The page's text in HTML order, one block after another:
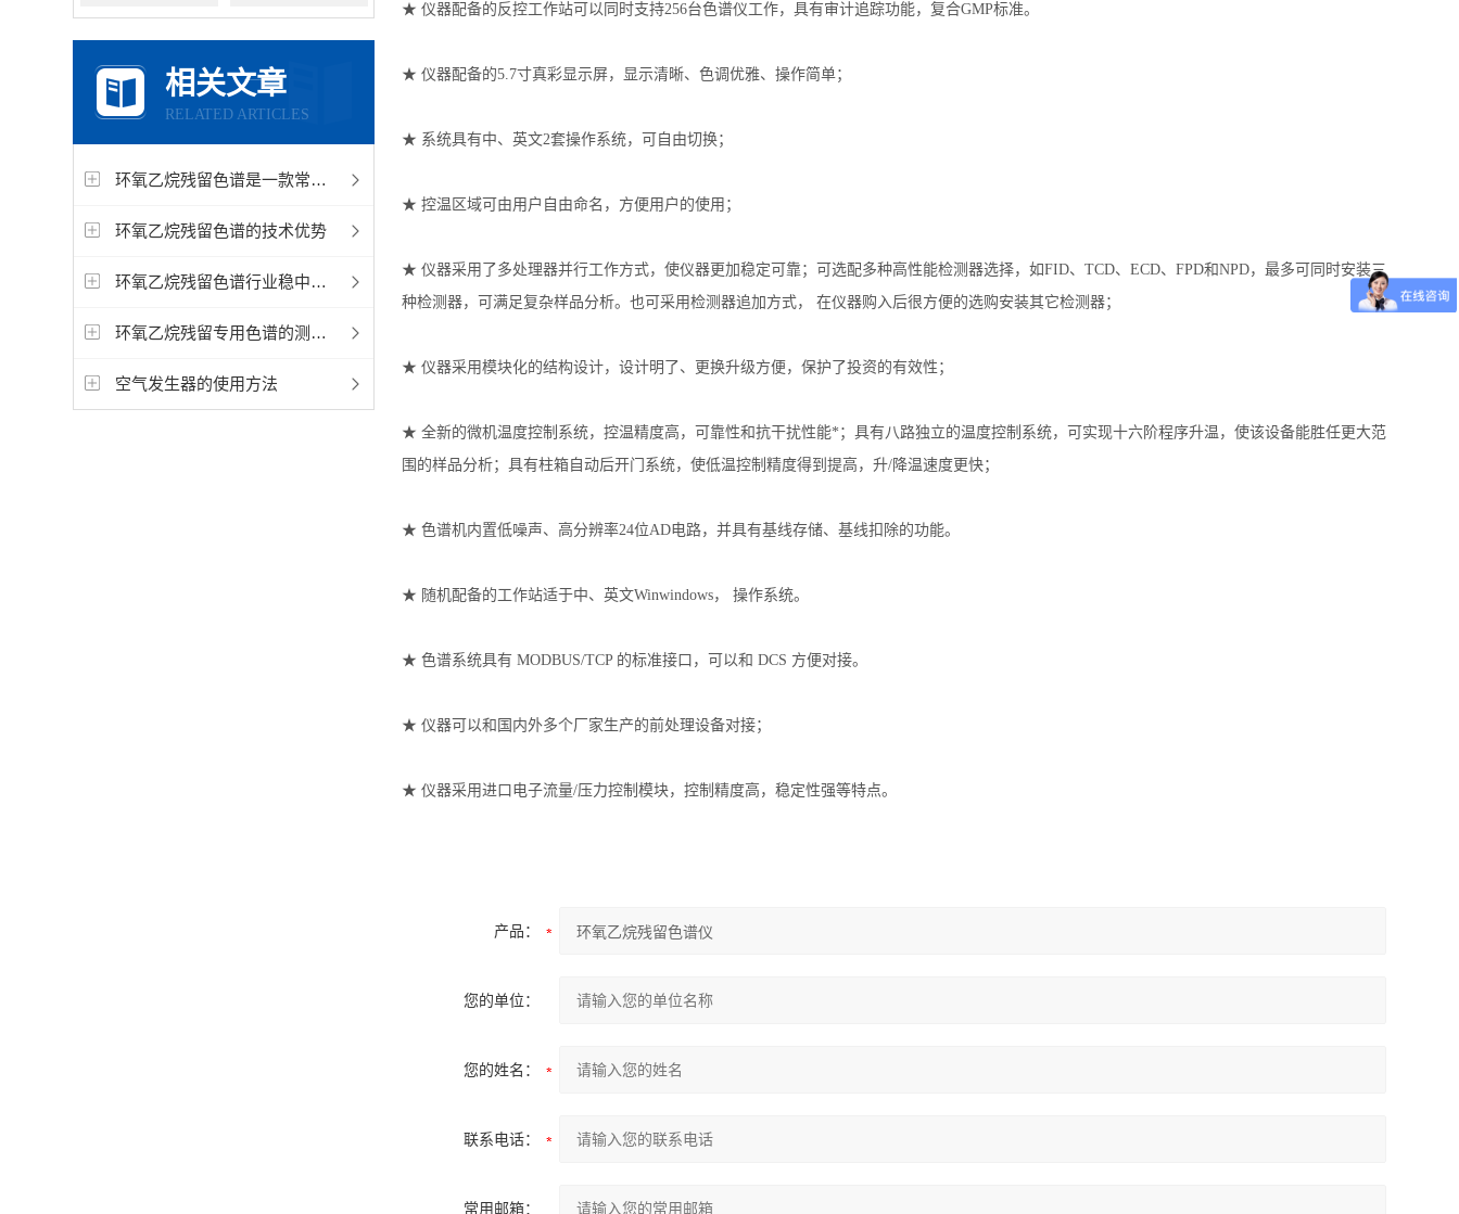
相关文章
RELATED ARTICLES
环氧乙烷残留色谱是一款常用的试验仪器
环氧乙烷残留色谱的技术优势
环氧乙烷残留色谱行业稳中应求进,迈向高层次
环氧乙烷残留专用色谱的测定标准
空气发生器的使用方法
★ 仪器配备的反控工作站可以同时支持256台色谱仪工作， 具有审计追踪功能，复合GMP标准。
★ 仪器配备的5.7寸真彩显示屏，显示清晰、色调优雅、 操作简单；
★ 系统具有中、英文2套操作系统，可自由切换；
★ 控温区域可由用户自由命名，方便用户的使用；
★ 仪器采用了多处理器并行工作方式，使仪器更加稳定可靠；可选配多种高性能检测器选择，如FID、TCD、ECD、FPD和NPD，最多可同时安装三
种检测器，可满足复杂样品分析。也可采用检测器追加方式， 在仪器购入后很方便的选购安装其它检测器；
★ 仪器采用模块化的结构设计，设计明了、更换升级方便，保护了投资的有效性；
★ 全新的微机温度控制系统，控温精度高，可靠性和抗干扰性能*；具有八路独立的温度控制系统，可实现十六阶程序升温，使该设备能胜任更大范
围的样品分析；具有柱箱自动后开门系统，使低温控制精度得到提高，升/降温速度更快；
★ 色谱机内置低噪声、高分辨率24位AD电路，并具有基线存储、基线扣除的功能。
★ 随机配备的工作站适于中、英文Winwindows， 操作系统。
★ 色谱系统具有 MODBUS/TCP 的标准接口，可以和 DCS 方便对接。
★ 仪器可以和国内外多个厂家生产的前处理设备对接；
★ 仪器采用进口电子流量/压力控制模块，控制精度高，稳定性强等特点。
产品：
您的单位：
您的姓名：
联系电话：
常用邮箱：